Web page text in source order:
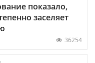
показало,
заселяет
36254